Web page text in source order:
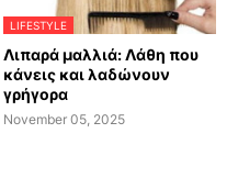
LIFESTYLE
Λιπαρά μαλλιά: Λάθη που
κάνεις και λαδώνουν
γρήγορα
November 05, 2025